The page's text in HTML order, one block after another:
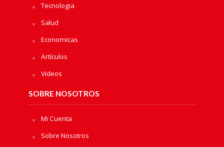
Tecnologia
Salud
Economicas
Artículos
Videos
SOBRE NOSOTROS
Mi Cuenta
Sobre Nosotros